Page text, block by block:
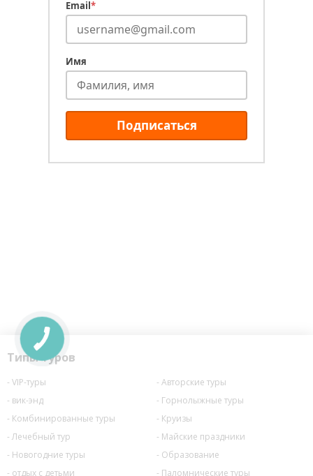
Email*
Имя
Подписаться
Типы туров
VIP-туры
Авторские туры
вик-энд
Горнолыжные туры
Комбинированные туры
Круизы
Лечебный тур
Майские праздники
Новогодние туры
Образование
отдых с детьми
Паломнические туры